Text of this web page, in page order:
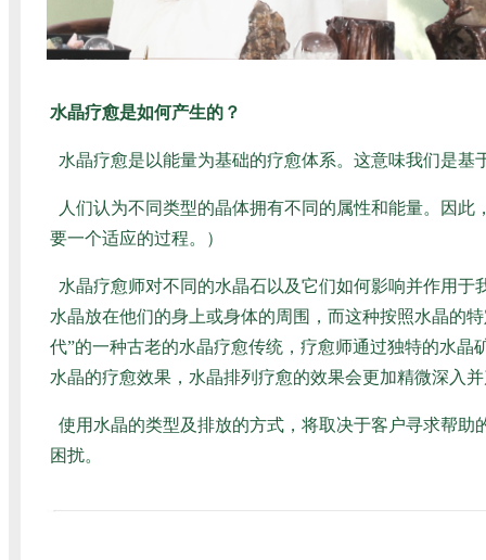
水晶疗愈是如何产生的？
水晶疗愈是以能量为基础的疗愈体系。这意味我们是
人们认为不同类型的晶体拥有不同的属性和能量。因
要一个适应的过程。）
水晶疗愈师对不同的水晶石以及它们如何影响并作用
水晶放在他们的身上或身体的周围，而这种按照水晶的
代”的一种古老的水晶疗愈传统，疗愈师通过独特的水
水晶的疗愈效果，水晶排列疗愈的效果会更加精微深入
使用水晶的类型及排放的方式，将取决于客户寻求帮
困扰。